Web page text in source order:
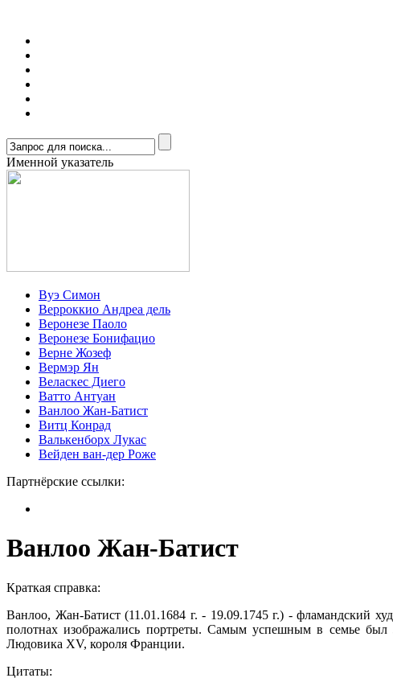
Именной указатель
Вуэ Симон
Верроккио Андреа дель
Веронезе Паоло
Веронезе Бонифацио
Верне Жозеф
Вермэр Ян
Веласкес Диего
Ватто Антуан
Ванлоо Жан-Батист
Витц Конрад
Валькенборх Лукас
Вейден ван-дер Роже
Партнёрские ссылки:
Ванлоо Жан-Батист
Краткая справка:
Ванлоо, Жан-Батист (11.01.1684 г. - 19.09.1745 г.) - фламандский
полотнах изображались портреты. Самым успешным в семье
Людовика ХV, короля Франции.
Цитаты: